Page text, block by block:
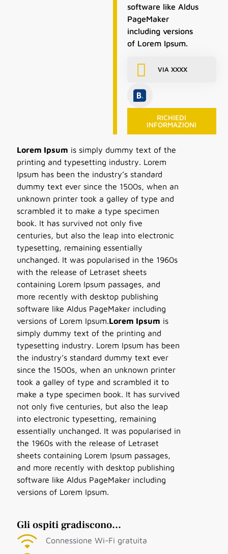
software like Aldus
PageMaker
including versions
of Lorem Ipsum.
VIA XXXX
RICHIEDI
INFORMAZIONI
Lorem Ipsum is simply dummy text of the
printing and typesetting industry. Lorem
Ipsum has been the industry’s standard
dummy text ever since the 1500s, when an
unknown printer took a galley of type and
scrambled it to make a type specimen
book. It has survived not only five
centuries, but also the leap into electronic
typesetting, remaining essentially
unchanged. It was popularised in the 1960s
with the release of Letraset sheets
containing Lorem Ipsum passages, and
more recently with desktop publishing
software like Aldus PageMaker including
versions of Lorem Ipsum.Lorem Ipsum is
simply dummy text of the printing and
typesetting industry. Lorem Ipsum has been
the industry’s standard dummy text ever
since the 1500s, when an unknown printer
took a galley of type and scrambled it to
make a type specimen book. It has survived
not only five centuries, but also the leap
into electronic typesetting, remaining
essentially unchanged. It was popularised in
the 1960s with the release of Letraset
sheets containing Lorem Ipsum passages,
and more recently with desktop publishing
software like Aldus PageMaker including
versions of Lorem Ipsum.
Gli ospiti gradiscono...
Connessione Wi-Fi gratuita